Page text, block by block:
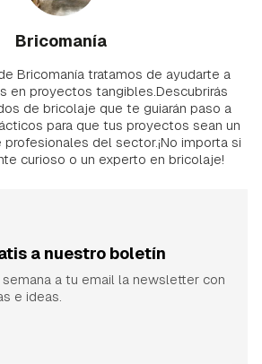
Bricomanía
Bricomanía tratamos de ayudarte a
en proyectos tangibles.Descubrirás
de bricolaje que te guiarán paso a
para que tus proyectos sean un
del sector.¡No importa si
curioso o un experto en bricolaje!
a nuestro boletín
a tu email la newsletter con
e ideas.